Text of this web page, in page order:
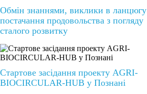
Обмін знаннями, виклики в ланцюгу
постачання продовольства з погляду
сталого розвитку
Стартове засідання проекту AGRI-
BIOCIRCULAR-HUB у Познані